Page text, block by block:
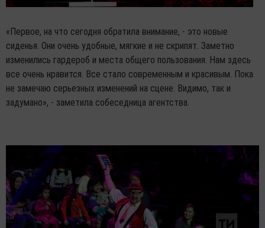
«Первое, на что сегодня обратила внимание, - это новые
сиденья. Они очень удобные, мягкие и не скрипят. Заметно
изменились гардероб и места общего пользования. Нам здесь
все очень нравится. Все стало современным и красивым. Пока
не замечаю серьезных изменений на сцене. Видимо, так и
задумано», - заметила собеседница агентства.